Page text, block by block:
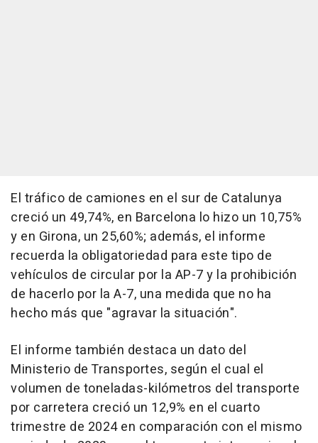
El tráfico de camiones en el sur de Catalunya
creció un 49,74%, en Barcelona lo hizo un 10,75%
y en Girona, un 25,60%; además, el informe
recuerda la obligatoriedad para este tipo de
vehículos de circular por la AP-7 y la prohibición
de hacerlo por la A-7, una medida que no ha
hecho más que "agravar la situación".
El informe también destaca un dato del
Ministerio de Transportes, según el cual el
volumen de toneladas-kilómetros del transporte
por carretera creció un 12,9% en el cuarto
trimestre de 2024 en comparación con el mismo